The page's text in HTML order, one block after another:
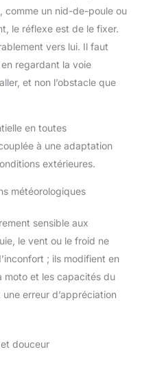
comme un nid-de-poule ou
le réflexe est de le fixer.
vers lui. Il faut
regardant la voie
et non l’obstacle que
en toutes
à une adaptation
extérieures.
météorologiques
sensible aux
le vent ou le froid ne
; ils modifient en
moto et les capacités du
erreur d’appréciation
douceur